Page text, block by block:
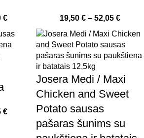
€ 19,50 € – 52,05 €
€
Josera Medi / Maxi
Chicken and Sweet
Potato sausas
pašaras šunims su